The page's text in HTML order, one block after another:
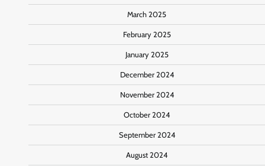
March 2025
February 2025
January 2025
December 2024
November 2024
October 2024
September 2024
August 2024